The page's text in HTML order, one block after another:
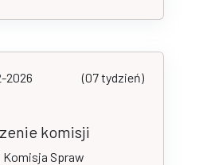
2026 (07 tydzień)
komisji
Spraw